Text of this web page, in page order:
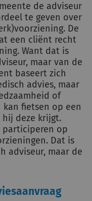
de adviseur
te geven over
De
een cliënt recht
Want dat is
maar van de
baseert zich
advies, maar
of
fietsen op een
deze krijgt.
participeren op
Dat is
adviseur, maar de